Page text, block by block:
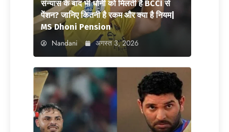
संन्यास के बाद भी धोनी को मिलती है BCCI से
पेंशन? जानिए कितनी है रकम और क्या है नियम|
MS Dhoni Pension
Nandani अगस्त 3, 2026